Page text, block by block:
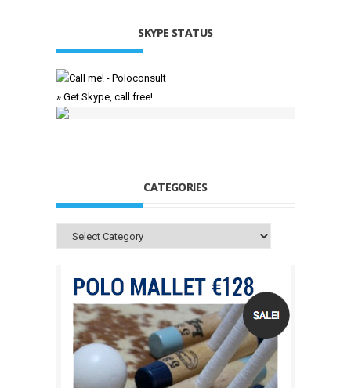
SKYPE STATUS
» Get Skype, call free!
CATEGORIES
Categories